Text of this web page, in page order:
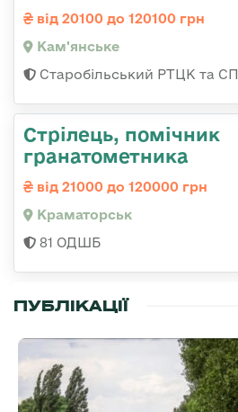
від 20100 до 120100 грн
Кам'янське
Старобільський РТЦК та СП
Стрілець, помічник
гранатометника
від 21000 до 120000 грн
Краматорськ
81 ОДШБ
ПУБЛІКАЦІЇ